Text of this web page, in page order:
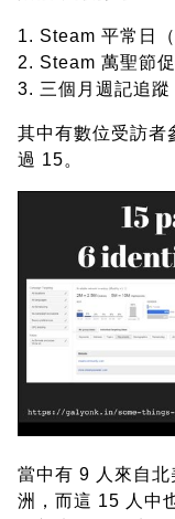
1. Steam 平常日（
2. Steam 萬聖節促
3. 三個月週記追蹤
其中有數位受訪者
過 15。
當中有 9 人來自
洲，而這 15 人中